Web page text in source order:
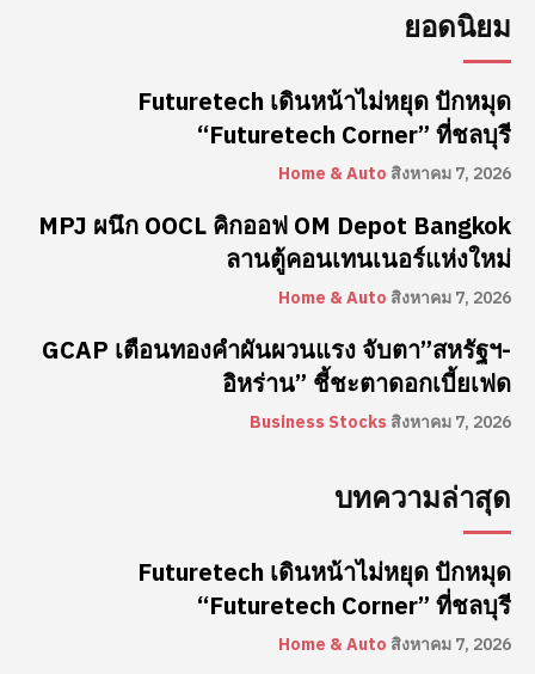
ยอดนิยม
Futuretech เดินหน้าไม่หยุด ปักหมุด
“Futuretech Corner” ที่ชลบุรี
Home & Auto สิงหาคม 7, 2026
MPJ ผนึก OOCL คิกออฟ OM Depot Bangkok
ลานตู้คอนเทนเนอร์แห่งใหม่
Home & Auto สิงหาคม 7, 2026
GCAP เตือนทองคำผันผวนแรง จับตา”สหรัฐฯ-
อิหร่าน” ชี้ชะตาดอกเบี้ยเฟด
Business Stocks สิงหาคม 7, 2026
บทความล่าสุด
Futuretech เดินหน้าไม่หยุด ปักหมุด
“Futuretech Corner” ที่ชลบุรี
Home & Auto สิงหาคม 7, 2026